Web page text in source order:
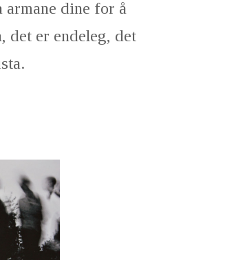
armane dine for å
det er endeleg, det